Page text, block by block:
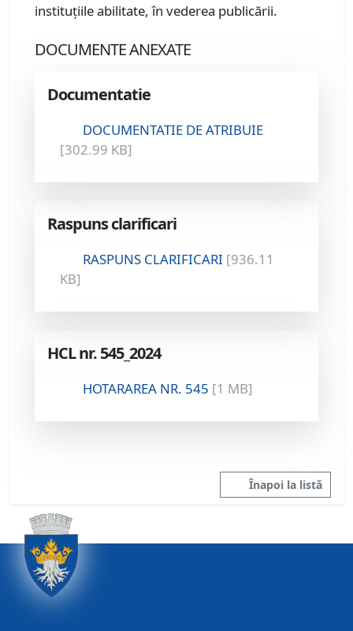
instituțiile abilitate, în vederea publicării.
DOCUMENTE ANEXATE
Documentatie
DOCUMENTATIE DE ATRIBUIE
[302.99 KB]
Raspuns clarificari
RASPUNS CLARIFICARI [936.11
KB]
HCL nr. 545_2024
HOTARAREA NR. 545 [1 MB]
Înapoi la listă